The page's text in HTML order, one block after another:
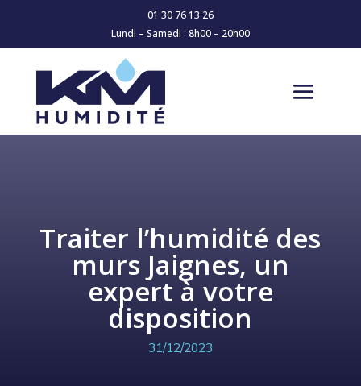
01 30 76 13 26
Lundi – Samedi : 8h00 – 20h00
Traiter l’humidité des
murs Jaignes, un
expert à votre
disposition
31/12/2023